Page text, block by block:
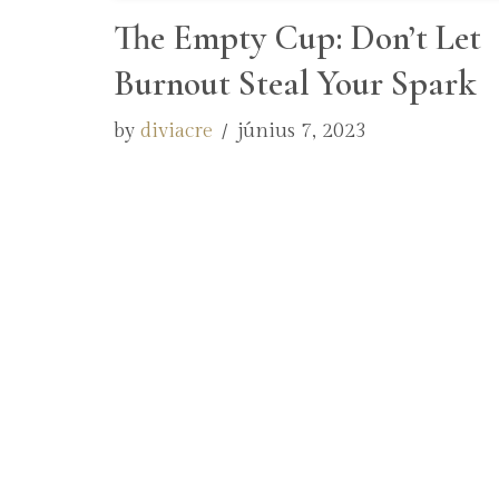
The Empty Cup: Don’t Let
Burnout Steal Your Spark
by diviacre június 7, 2023